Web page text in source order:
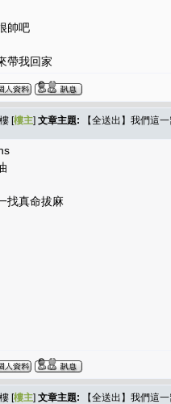
帥吧
帶我回家
[樓主] 文章主題: 【全送出】我們
找真命拔麻
[樓主] 文章主題: 【全送出】我們